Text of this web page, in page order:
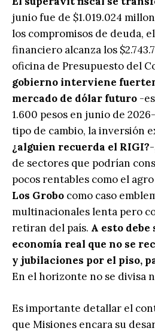
junio fue de $1.019.024
los compromisos de deuda,
financiero alcanza los
oficina de Presupuesto del
gobierno interviene
mercado de dólar futuro -
1.600 pesos en junio de
tipo de cambio, la inversión
¿alguien recuerda el RIGI?
de sectores que podrían
pocos rentables como el
Los Grobo como caso
multinacionales lenta pero
retiran del país. A esto debe
economía real que no se
y jubilaciones por el piso,
En el horizonte no se divisa
Es importante detallar el
que Misiones encara su